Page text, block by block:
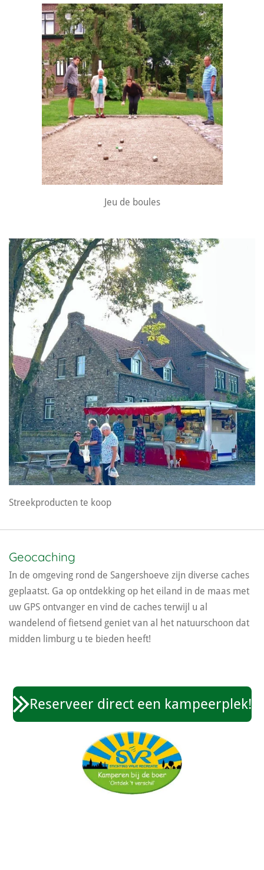
Jeu de boules
Streekproducten te koop
Geocaching
In de omgeving rond de Sangershoeve zijn diverse caches
geplaatst. Ga op ontdekking op het eiland in de maas met
uw GPS ontvanger en vind de caches terwijl u al
wandelend of fietsend geniet van al het natuurschoon dat
midden limburg u te bieden heeft!
Reserveer direct een kampeerplek!